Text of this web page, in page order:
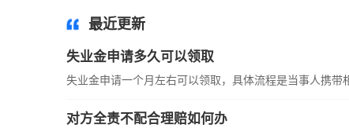
最近更新
失业金申请多久可以领取
失业金申请一个月左右可以领取，具体流程是当事人携带
对方全责不配合理赔如何办